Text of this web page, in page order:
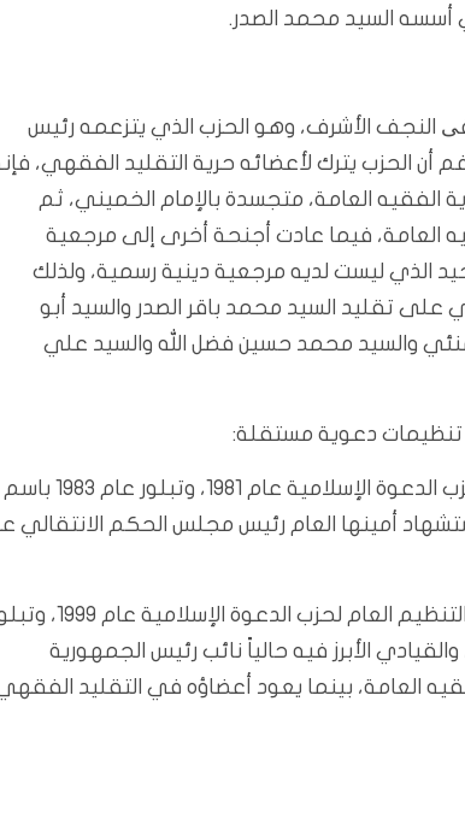
أسسه السيد محمد الصدر.
أسس السيد محمد باقر الصدر حزب الدعوة الإسلامية عام 1957 فی النجف الأشرف، وهو الحزب الذي يتزعمه رئيس
منذ عام 2007 وحتى اليوم. وبرغم أن الحزب يترك لأعضائه حرية التقليد الفقهي،
ولاية الفقيه العامة، متجسدة بالإمام الخميني، ثم
العامة، فيما عادت أجنحة أخرى إلى مرجعية
الوحيد الذي ليست لديه مرجعية دينية رسمية، ولذلك
تقليد السيد محمد باقر الصدر والسيد أبو
والسيد محمد حسين فضل الله والسيد علي
تنظيمات دعوية مستقلة:
أ- انفصل تيار محمد هادي السبيتي – الشيخ علي الكوراني عن حزب الدعوة الإسلامية عام 1981، وتبلور عام 1983 باسم
أمينها العام رئيس مجلس الحكم الانتقالي
ب- انفصل السيد هاشم الموسوي وعدد من القياديين والكادر عن التنظيم العام لحزب الدعوة
والقيادي الأبرز فيه حالياً نائب رئيس الجمهورية
العامة، بينما يعود أعضاؤه في التقليد